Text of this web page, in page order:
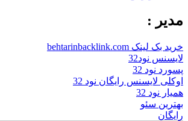
مدیر :
خرید بک لینک behtarinbacklink.com
لایسنس نود32
پسورد نود 32
اوکلی لایسنس رایگان نود 32
همیار نود 32
بهترین سئو
رایگان